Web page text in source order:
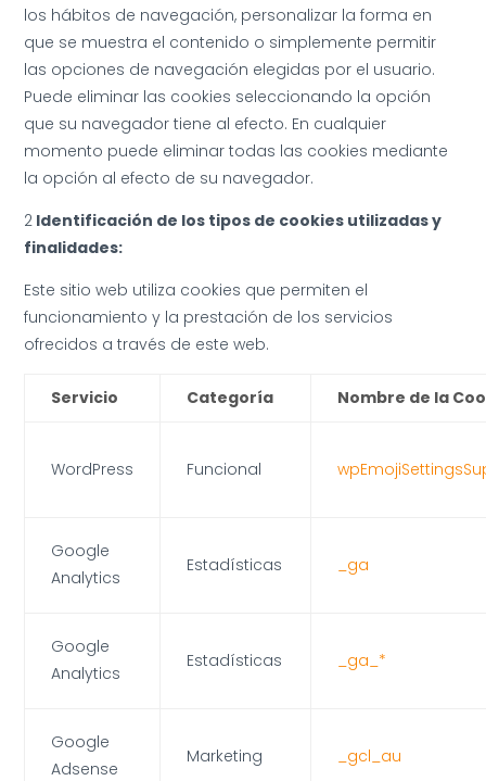
los hábitos de navegación, personalizar la forma en
que se muestra el contenido o simplemente permitir
las opciones de navegación elegidas por el usuario.
Puede eliminar las cookies seleccionando la opción
que su navegador tiene al efecto. En cualquier
momento puede eliminar todas las cookies mediante
la opción al efecto de su navegador.
2 Identificación de los tipos de cookies utilizadas y
finalidades:
Este sitio web utiliza cookies que permiten el
funcionamiento y la prestación de los servicios
ofrecidos a través de este web.
Servicio Categoría Nombre de la
WordPress Funcional
Google
Analytics
Estadísticas _ga
Google
Analytics
Estadísticas _ga_*
Google
Adsense
Marketing _gcl_au